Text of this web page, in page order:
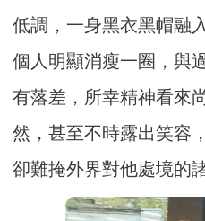
低調，一身黑衣黑帽融
個人明顯消瘦一圈，與
有落差，所幸精神看來
然，甚至不時露出笑容
卻難掩外界對他處境的